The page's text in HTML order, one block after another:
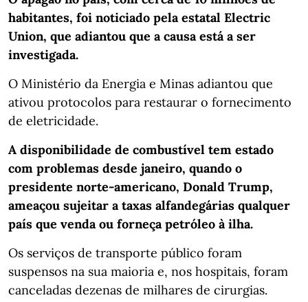
habitantes, foi noticiado pela estatal Electric
Union, que adiantou que a causa está a ser
investigada.
O Ministério da Energia e Minas adiantou que
ativou protocolos para restaurar o fornecimento
de eletricidade.
A disponibilidade de combustível tem estado
com problemas desde janeiro, quando o
presidente norte-americano, Donald Trump,
ameaçou sujeitar a taxas alfandegárias qualquer
país que venda ou forneça petróleo à ilha.
Os serviços de transporte público foram
suspensos na sua maioria e, nos hospitais, foram
canceladas dezenas de milhares de cirurgias.